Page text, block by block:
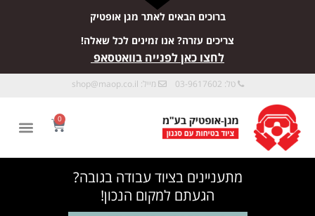
ברוכים הבאים לאתר מגן אופטיק
צריכים עזרה? אנו זמינים לכל שאלה!
לחצו כאן לפנייה בוואטסאפ
טל: 03-9617602 מייל: shop@maop.co.il
0
מתעניינים בציוד עבודה בגובה?
הגעתם למקום הנכון!